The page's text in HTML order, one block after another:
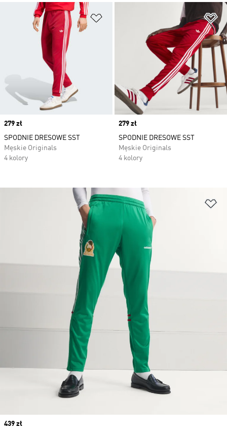
Price
279 zł
SPODNIE DRESOWE SST
Męskie Originals
4 kolory
Price
279 zł
SPODNIE DRESOWE SST
Męskie Originals
4 kolory
Price
439 zł